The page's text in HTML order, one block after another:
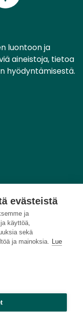
evästeistä
ja
käyttöä,
sekä
ja mainoksia. Lue
luontoon ja
aineistoja, tietoa
hyödyntämisestä.